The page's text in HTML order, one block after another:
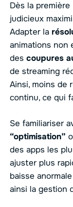
Dès la
judicieux
Adapter la
animations non
des coupures
de streaming
Ainsi, moins de
continu, ce qui
Se familiariser
“optimisation”
des apps les
ajuster plus
baisse
ainsi la gestion